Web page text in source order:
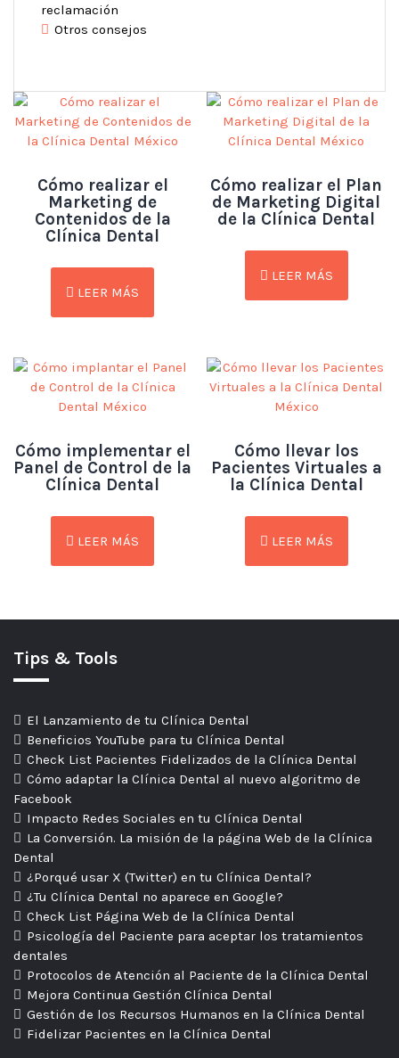
reclamación
Otros consejos
Cómo realizar el
Marketing de
Contenidos de la
Clínica Dental
LEER MÁS
Cómo realizar el Plan
de Marketing Digital
de la Clínica Dental
LEER MÁS
Cómo implementar el
Panel de Control de la
Clínica Dental
LEER MÁS
Cómo llevar los
Pacientes Virtuales a
la Clínica Dental
LEER MÁS
Tips & Tools
El Lanzamiento de tu Clínica Dental
Beneficios YouTube para tu Clínica Dental
Check List Pacientes Fidelizados de la Clínica Dental
Cómo adaptar la Clínica Dental al nuevo algoritmo de
Facebook
Impacto Redes Sociales en tu Clínica Dental
La Conversión. La misión de la página Web de la Clínica
Dental
¿Porqué usar X (Twitter) en tu Clínica Dental?
¿Tu Clínica Dental no aparece en Google?
Check List Página Web de la Clínica Dental
Psicología del Paciente para aceptar los tratamientos
dentales
Protocolos de Atención al Paciente de la Clínica Dental
Mejora Continua Gestión Clínica Dental
Gestión de los Recursos Humanos en la Clínica Dental
Fidelizar Pacientes en la Clínica Dental